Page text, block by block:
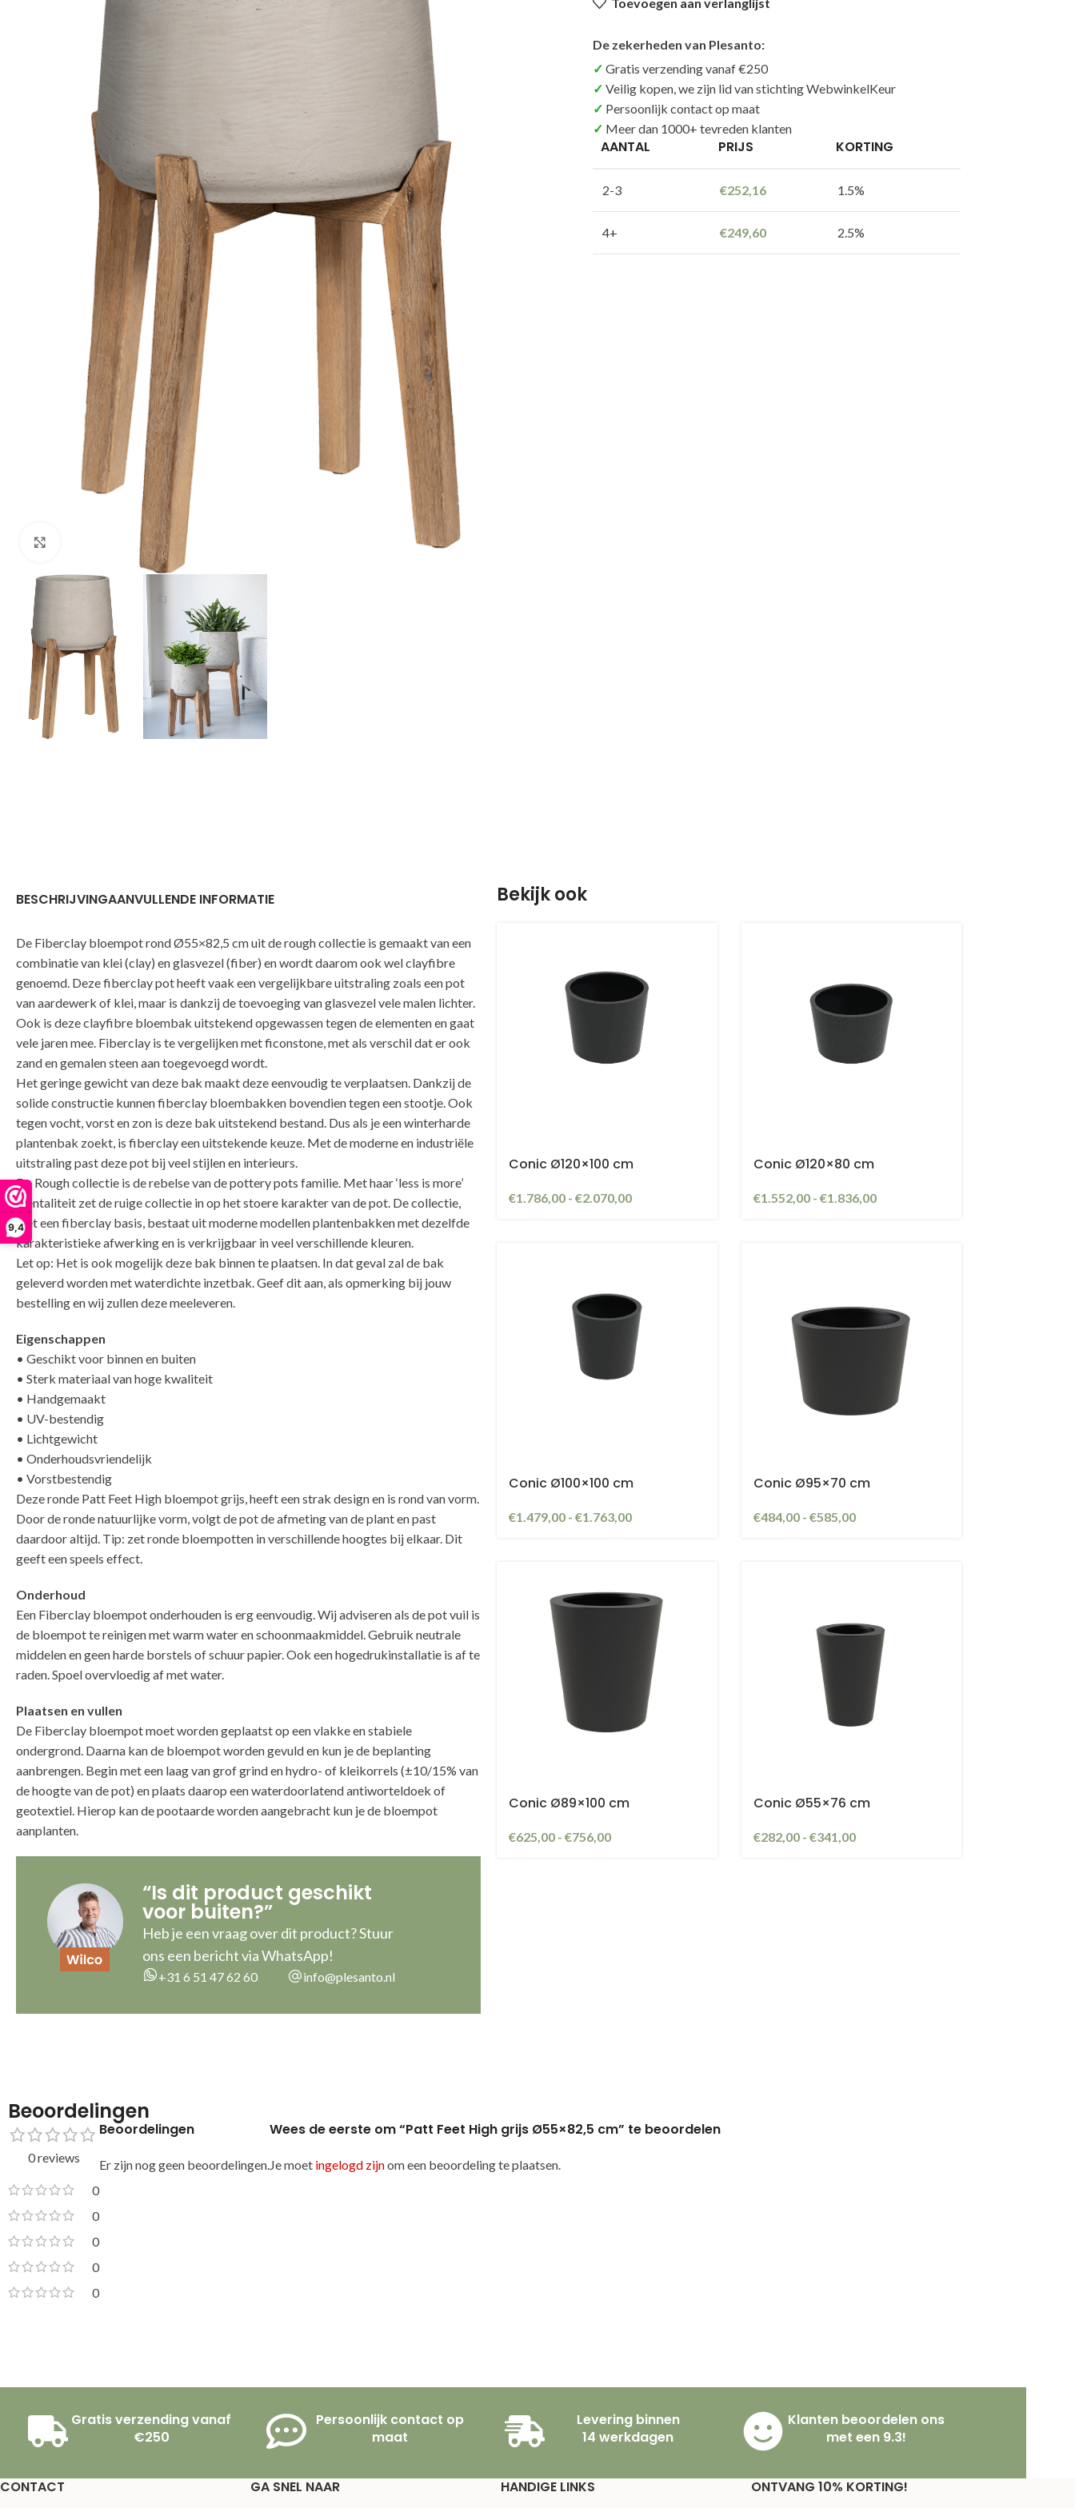
9,4
Klik om te vergroten
De zekerheden van Plesanto:
Gratis verzending vanaf €250
Veilig kopen, we zijn lid van stichting WebwinkelKeur
Persoonlijk contact op maat
Meer dan 1000+ tevreden klanten
AANTAL PRIJS KORTING
2-3 €252,16 1.5%
4+ €249,60 2.5%
BESCHRIJVINGAANVULLENDE INFORMATIE
De Fiberclay bloempot rond Ø55×82,5 cm uit de rough collectie is gemaakt van een
combinatie van klei (clay) en glasvezel (fiber) en wordt daarom ook wel clayfibre
genoemd. Deze fiberclay pot heeft vaak een vergelijkbare uitstraling zoals een pot
van aardewerk of klei, maar is dankzij de toevoeging van glasvezel vele malen lichter.
Ook is deze clayfibre bloembak uitstekend opgewassen tegen de elementen en gaat
vele jaren mee. Fiberclay is te vergelijken met ficonstone, met als verschil dat er ook
zand en gemalen steen aan toegevoegd wordt.
Het geringe gewicht van deze bak maakt deze eenvoudig te verplaatsen. Dankzij de
solide constructie kunnen fiberclay bloembakken bovendien tegen een stootje. Ook
tegen vocht, vorst en zon is deze bak uitstekend bestand. Dus als je een winterharde
plantenbak zoekt, is fiberclay een uitstekende keuze. Met de moderne en industriële
uitstraling past deze pot bij veel stijlen en interieurs.
De Rough collectie is de rebelse van de pottery pots familie. Met haar ‘less is more’
mentaliteit zet de ruige collectie in op het stoere karakter van de pot. De collectie,
met een fiberclay basis, bestaat uit moderne modellen plantenbakken met dezelfde
karakteristieke afwerking en is verkrijgbaar in veel verschillende kleuren.
Let op: Het is ook mogelijk deze bak binnen te plaatsen. In dat geval zal de bak
geleverd worden met waterdichte inzetbak. Geef dit aan, als opmerking bij jouw
bestelling en wij zullen deze meeleveren.
Eigenschappen
• Geschikt voor binnen en buiten
• Sterk materiaal van hoge kwaliteit
• Handgemaakt
• UV-bestendig
• Lichtgewicht
• Onderhoudsvriendelijk
• Vorstbestendig
Deze ronde Patt Feet High bloempot grijs, heeft een strak design en is rond van vorm.
Door de ronde natuurlijke vorm, volgt de pot de afmeting van de plant en past
daardoor altijd. Tip: zet ronde bloempotten in verschillende hoogtes bij elkaar. Dit
geeft een speels effect.
Onderhoud
Een Fiberclay bloempot onderhouden is erg eenvoudig. Wij adviseren als de pot vuil is
de bloempot te reinigen met warm water en schoonmaakmiddel. Gebruik neutrale
middelen en geen harde borstels of schuur papier. Ook een hogedrukinstallatie is af te
raden. Spoel overvloedig af met water.
Plaatsen en vullen
De Fiberclay bloempot moet worden geplaatst op een vlakke en stabiele
ondergrond. Daarna kan de bloempot worden gevuld en kun je de beplanting
aanbrengen. Begin met een laag van grof grind en hydro- of kleikorrels (±10/15% van
de hoogte van de pot) en plaats daarop een waterdoorlatend antiworteldoek of
geotextiel. Hierop kan de pootaarde worden aangebracht kun je de bloempot
aanplanten.
“Is dit product geschikt
voor buiten?”
Heb je een vraag over dit product? Stuur
ons een bericht via WhatsApp!
+31 6 51 47 62 60 info@plesanto.nl
Bekijk ook
Conic Ø120×100 cm
€1.786,00 - €2.070,00
Conic Ø120×80 cm
€1.552,00 - €1.836,00
Conic Ø100×100 cm
€1.479,00 - €1.763,00
Conic Ø95×70 cm
€484,00 - €585,00
Conic Ø89×100 cm
€625,00 - €756,00
Conic Ø55×76 cm
€282,00 - €341,00
Beoordelingen
0 reviews
0
0
0
0
0
Beoordelingen
Er zijn nog geen beoordelingen.
Wees de eerste om “Patt Feet High grijs Ø55×82,5 cm” te beoordelen
Je moet ingelogd zijnom een beoordeling te plaatsen.
Gratis verzending vanaf
€250
Persoonlijk contact op
maat
Levering binnen
14 werkdagen
Klanten beoordelen ons
met een 9.3!
CONTACT GA SNEL NAAR HANDIGE LINKS ONTVANG 10% KORTING!